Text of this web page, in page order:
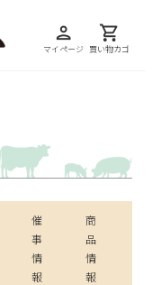
person
マイページ
shopping_cart
買い物カゴ
催
事
情
報
商
品
情
報